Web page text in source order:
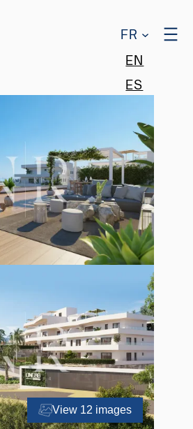
FR
EN
ES
View 12 images